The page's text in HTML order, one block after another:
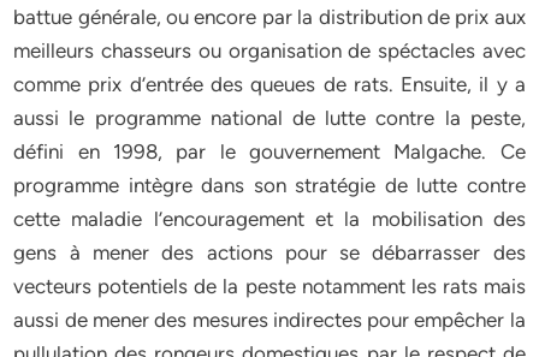
battue générale, ou encore par la distribution de prix aux
meilleurs chasseurs ou organisation de spéctacles avec
comme prix d’entrée des queues de rats. Ensuite, il y a
aussi le programme national de lutte contre la peste,
défini en 1998, par le gouvernement Malgache. Ce
programme intègre dans son stratégie de lutte contre
cette maladie l’encouragement et la mobilisation des
gens à mener des actions pour se débarrasser des
vecteurs potentiels de la peste notamment les rats mais
aussi de mener des mesures indirectes pour empêcher la